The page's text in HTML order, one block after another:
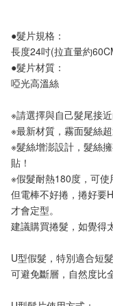
●髮片規格：
長度24吋(拉直量約
●髮片材質：
啞光高溫絲
※請選擇與自己髮尾接近
※最新材質，霧面髮絲
※髮絲增澎設計，髮絲
貼！
※假髮耐熱180度，可使
但電棒不好捲，捲好要
才會定型。
建議購買捲髮，如覺得
U型假髮，特別適合短
可避免斷層，自然度比